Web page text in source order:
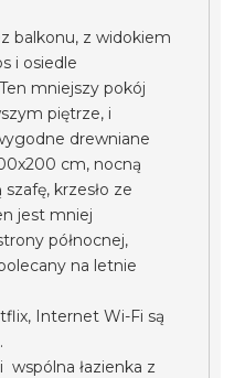
balkonu, z widokiem
i osiedle
mniejszy pokój
piętrze, i
drewniane
cm, nocną
krzesło ze
jest mniej
północnej,
na letnie
Internet Wi-Fi są
wspólna łazienka z